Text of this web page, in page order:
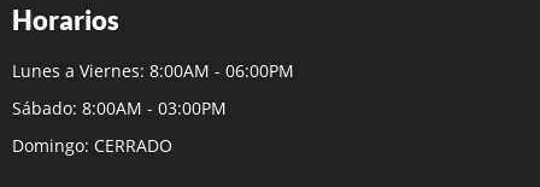
Horarios
Lunes a Viernes: 8:00AM - 06:00PM
Sábado: 8:00AM - 03:00PM
Domingo: CERRADO